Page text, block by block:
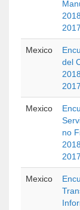
2017
Mexico
del
2017
Mexico
no
2017
Mexico